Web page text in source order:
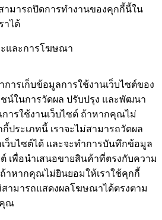
ามารถปิดการทำงานของคุกกี้นี้ใน
าได้
ะและการโฆษณา
ารเก็บข้อมูลการใช้งานเว็บไซต์ของ
น์ในการวัดผล ปรับปรุง และพัฒนา
ารใช้งานเว็บไซต์ ถ้าหากคุณไม่
ประเภทนี้ เราจะไม่สามารถวัดผล
ว็บไซต์ได้ และจะทำการบันทึกข้อมูล
เพื่อนำเสนอขายสินค้าที่ตรงกับความ
าหากคุณไม่ยินยอมให้เราใช้คุกกี้
สามารถแสดงผลโฆษณาได้ตรงตาม
คุณ